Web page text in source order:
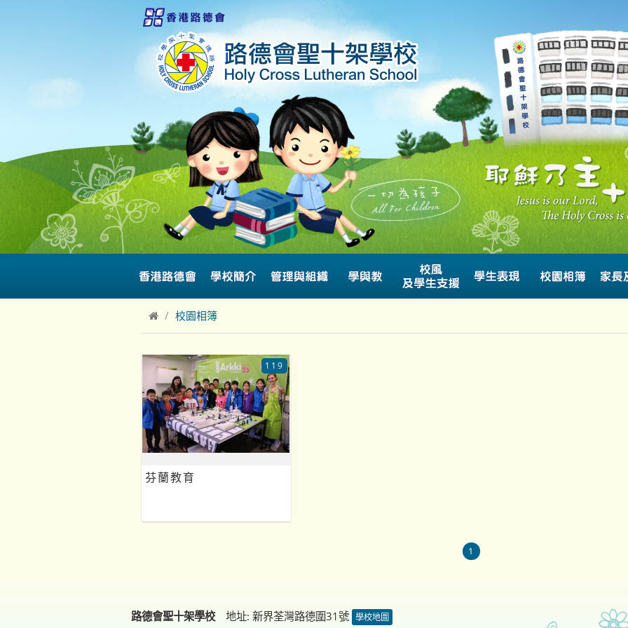
校園相簿
芬蘭教育
119
1
路德會聖十架學校 地址: 新界荃灣路德圍31號 學校地圖